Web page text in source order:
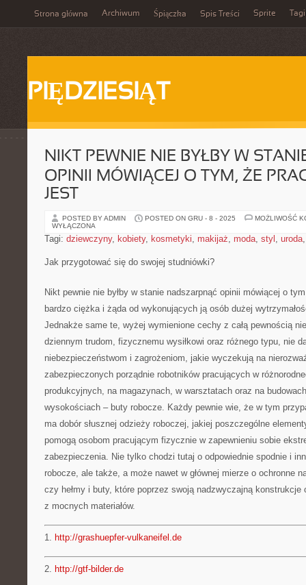
Strona główna Archiwum Śpiączka Spis Treści Sprite Tagi
PIĘDZIESIĄT
NIKT PEWNIE NIE BYŁBY W
OPINII MÓWIĄCEJ O TYM, ŻE
JEST
POSTED BY ADMIN POSTED ON GRU - 8 - 2025
MOŻLIWOŚĆ
WYŁĄCZONA
Tagi: dziewczyny, kobiety, kosmetyki, makijaż, moda, styl , uroda
Jak przygotować się do swojej studniówki?
Nikt pewnie nie byłby w stanie nadszarpnąć opinii mówiącej o
bardzo ciężka i żąda od wykonujących ją osób dużej
Jednakże same te, wyżej wymienione cechy z całą pewnością
dziennym trudom, fizycznemu wysiłkowi oraz różnego typu, nie
niebezpieczeństwom i zagrożeniom, jakie wyczekują na
zabezpieczonych porządnie robotników pracujących w
produkcyjnych, na magazynach, w warsztatach oraz na
wysokościach – buty robocze. Każdy pewnie wie, że w tym
ma dobór słusznej odzieży roboczej, jakiej poszczególne
pomogą osobom pracującym fizycznie w zapewnieniu sobie
zabezpieczenia. Nie tylko chodzi tutaj o odpowiednie spodnie i
robocze, ale także, a może nawet w głównej mierze o ochronne
czy hełmy i buty, które poprzez swoją nadzwyczajną konstrukcje
z mocnych materiałów.
1. http://grashuepfer-vulkaneifel.de
2. http://gtf-bilder.de